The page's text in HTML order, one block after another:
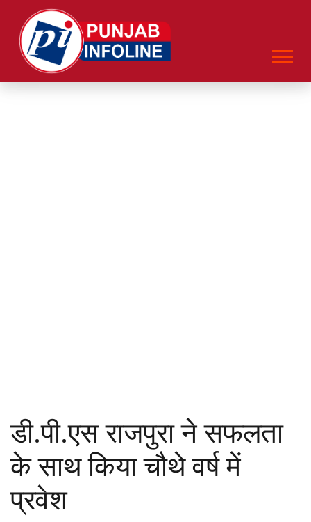
डी.पी.एस राजपुरा ने सफलता
के साथ किया चौथे वर्ष में
प्रवेश